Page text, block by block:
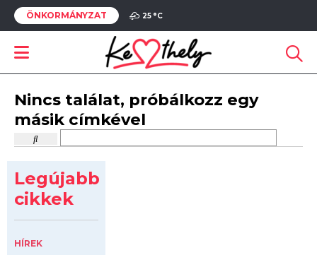
ÖNKORMÁNYZAT 25 °C
Nincs találat, próbálkozz egy
másik címkével
Legújabb
cikkek
HÍREK